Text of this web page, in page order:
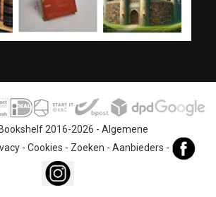
2016-2026 - Algemene
- Cookies - Zoeken - Aanbieders -